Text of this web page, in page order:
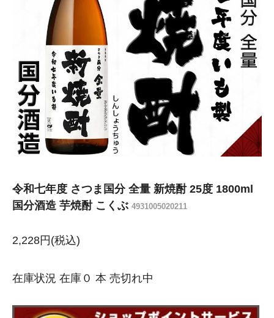
令和七年度 さつま国分 全量 新焼酎 25度 1800ml
国分酒造 芋焼酎 こくぶ 4931005020211
2,228円(税込)
在庫状況 在庫０ 本 売切れ中